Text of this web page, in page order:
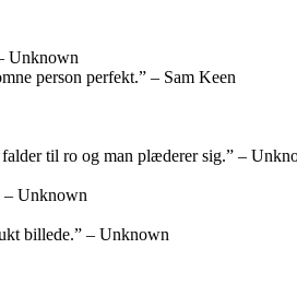
Unknown
person perfekt.” – Sam Keen
til ro og man plæderer sig.” –
– Unknown
billede.” – Unknown